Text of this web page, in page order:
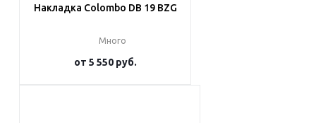
Накладка Colombo DB 19 BZG
Много
от 5 550 руб.